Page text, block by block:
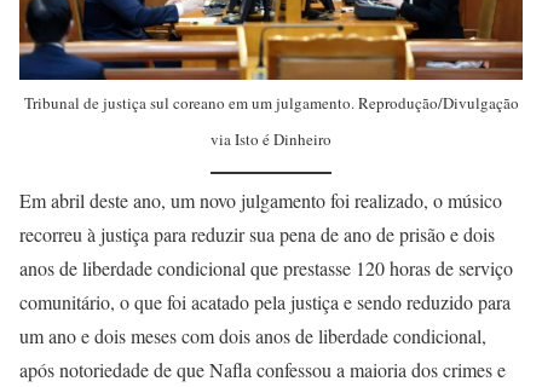
Tribunal de justiça sul coreano em um julgamento. Reprodução/Divulgação
via Isto é Dinheiro
Em abril deste ano, um novo julgamento foi realizado, o músico
recorreu à justiça para reduzir sua pena de ano de prisão e dois
anos de liberdade condicional que prestasse 120 horas de serviço
comunitário, o que foi acatado pela justiça e sendo reduzido para
um ano e dois meses com dois anos de liberdade condicional,
após notoriedade de que Nafla confessou a maioria dos crimes e